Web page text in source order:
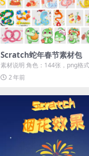
Scratch蛇年春节素材包
素材说明 角色：144张，png格
材 背景：34张，jpg格式图片素
2 年前